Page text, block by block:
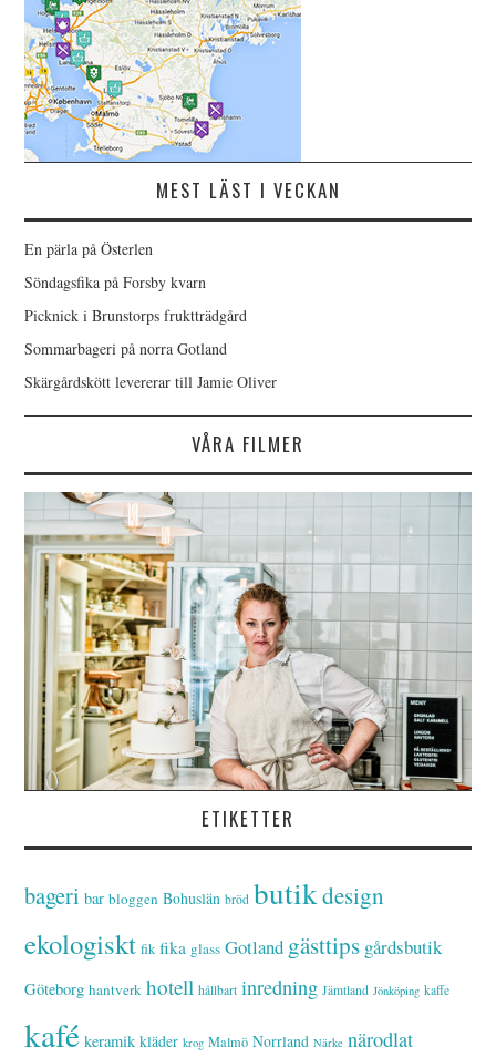
MEST LÄST I VECKAN
En pärla på Österlen
Söndagsfika på Forsby kvarn
Picknick i Brunstorps fruktträdgård
Sommarbageri på norra Gotland
Skärgårdskött levererar till Jamie Oliver
VÅRA FILMER
ETIKETTER
bageri bar bloggen Bohuslän bröd butikdesign
ekologiskt fik fika glass Gotland gästtips gårdsbutik
Göteborg hantverk hotell hållbart inredning Jämtland Jönköping kaffe
kafé keramik kläder krog Malmö Norrland Närke närodlat